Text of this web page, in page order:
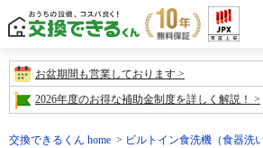
お盆期間も営業しております
2026年度のお得な補助金制度を詳しく解説！
交換できるくん home ビルトイン食洗機（食器洗